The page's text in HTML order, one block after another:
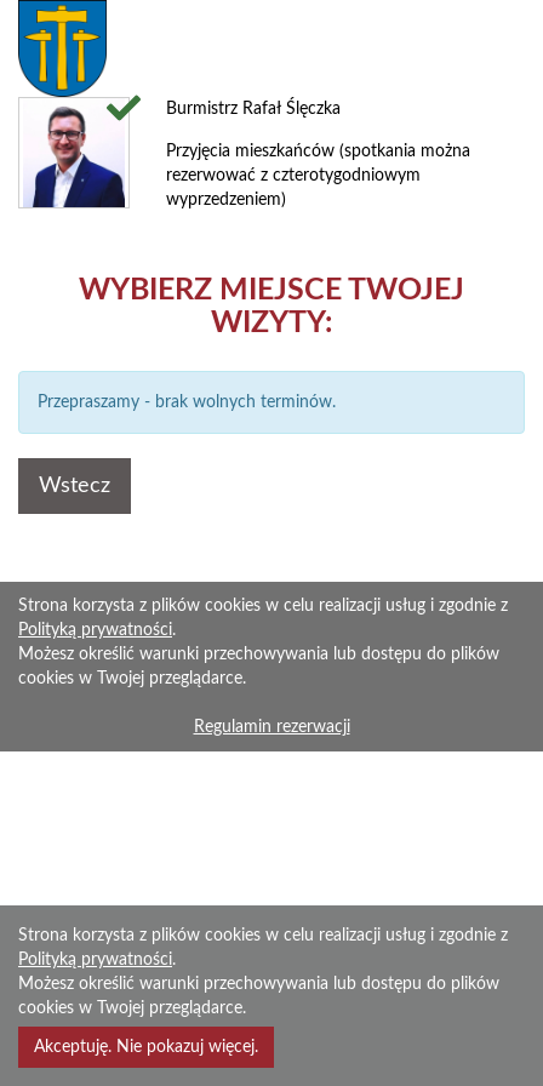
Burmistrz Rafał Ślęczka
Przyjęcia mieszkańców (spotkania można
rezerwować z czterotygodniowym
wyprzedzeniem)
WYBIERZ MIEJSCE TWOJEJ
WIZYTY:
Przepraszamy - brak wolnych terminów.
Wstecz
Strona korzysta z plików cookies w celu realizacji usług i zgodnie z
Polityką prywatności.
Możesz określić warunki przechowywania lub dostępu do plików
cookies w Twojej przeglądarce.
Regulamin rezerwacji
Strona korzysta z plików cookies w celu realizacji usług i zgodnie z
Polityką prywatności.
Możesz określić warunki przechowywania lub dostępu do plików
cookies w Twojej przeglądarce.
Akceptuję. Nie pokazuj więcej.